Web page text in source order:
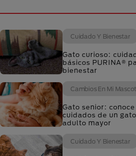
Cuidado Y Bienestar
Gato curioso:
básicos PURINA®
bienestar
Cambios En Mi
Gato senior:
cuidados de un gato
adulto mayor
Cuidado Y Bienestar